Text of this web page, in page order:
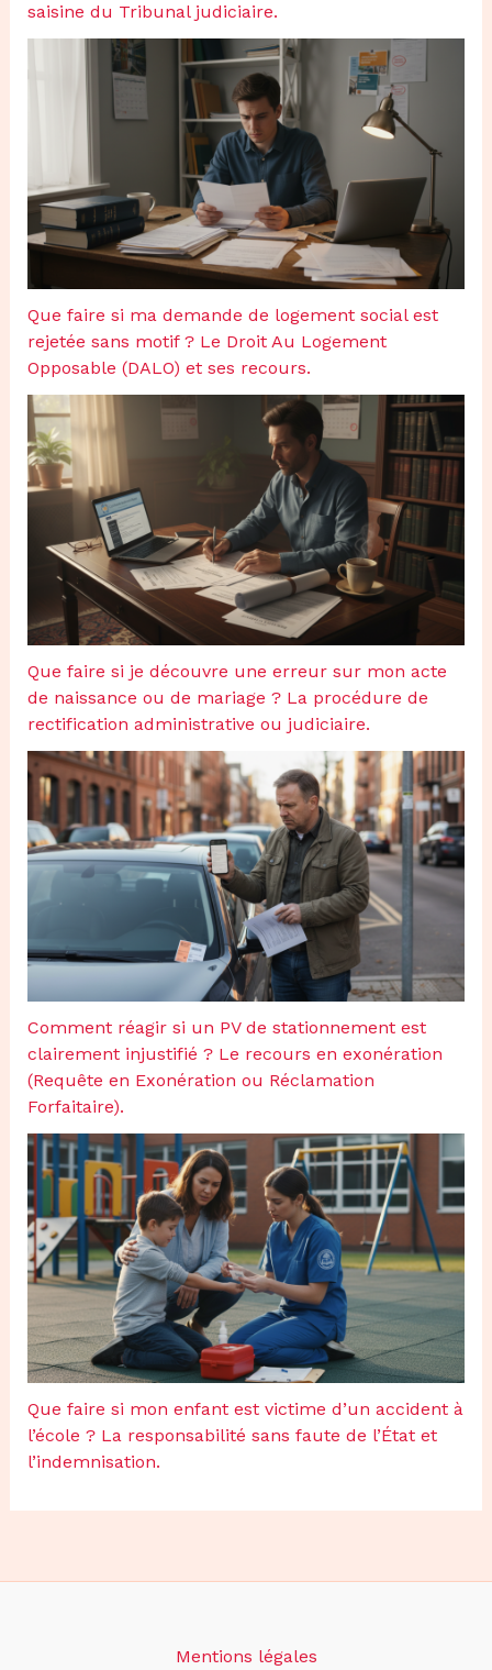
saisine du Tribunal judiciaire.
Que faire si ma demande de logement social est
rejetée sans motif ? Le Droit Au Logement
Opposable (DALO) et ses recours.
Que faire si je découvre une erreur sur mon acte
de naissance ou de mariage ? La procédure de
rectification administrative ou judiciaire.
Comment réagir si un PV de stationnement est
clairement injustifié ? Le recours en exonération
(Requête en Exonération ou Réclamation
Forfaitaire).
Que faire si mon enfant est victime d’un accident à
l’école ? La responsabilité sans faute de l’État et
l’indemnisation.
Mentions légales